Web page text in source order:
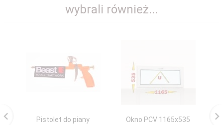
wybrali również...
Pistolet do piany
Okno PCV 1165x535